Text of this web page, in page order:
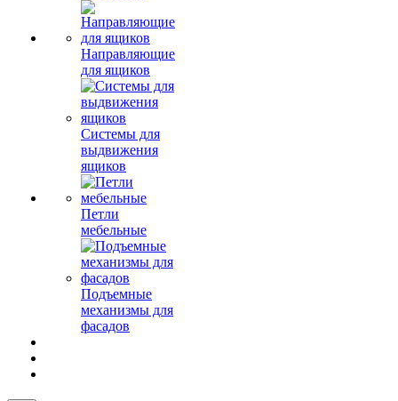
Направляющие
для ящиков
Системы для
выдвижения
ящиков
Петли
мебельные
Подъемные
механизмы для
фасадов